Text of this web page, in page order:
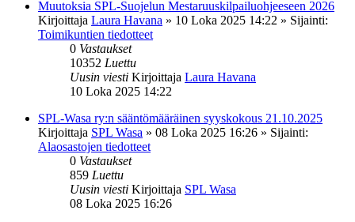
Muutoksia SPL-Suojelun Mestaruuskilpailuohjeeseen 2026
Kirjoittaja Laura Havana » 10 Loka 2025 14:22 » Sijainti:
Toimikuntien tiedotteet
0 Vastaukset
10352 Luettu
Uusin viesti Kirjoittaja Laura Havana
10 Loka 2025 14:22
SPL-Wasa ry:n sääntömääräinen syyskokous 21.10.2025
Kirjoittaja SPL Wasa » 08 Loka 2025 16:26 » Sijainti:
Alaosastojen tiedotteet
0 Vastaukset
859 Luettu
Uusin viesti Kirjoittaja SPL Wasa
08 Loka 2025 16:26